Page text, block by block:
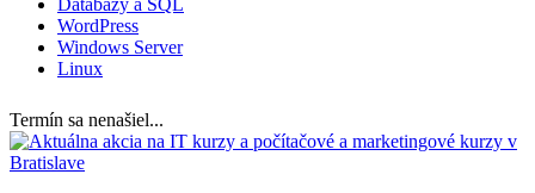
Databázy a SQL
WordPress
Windows Server
Linux
Termín sa nenašiel...